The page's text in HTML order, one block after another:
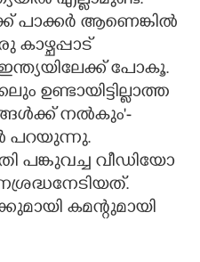
പാക്കർ ആണെങ്കിൽ
പോകൂ.
ഉണ്ടായിട്ടില്ലാത്ത
നൽകും'-
പറയുന്നു.
പങ്കുവച്ച വീഡിയോ
കമന്റുമായി